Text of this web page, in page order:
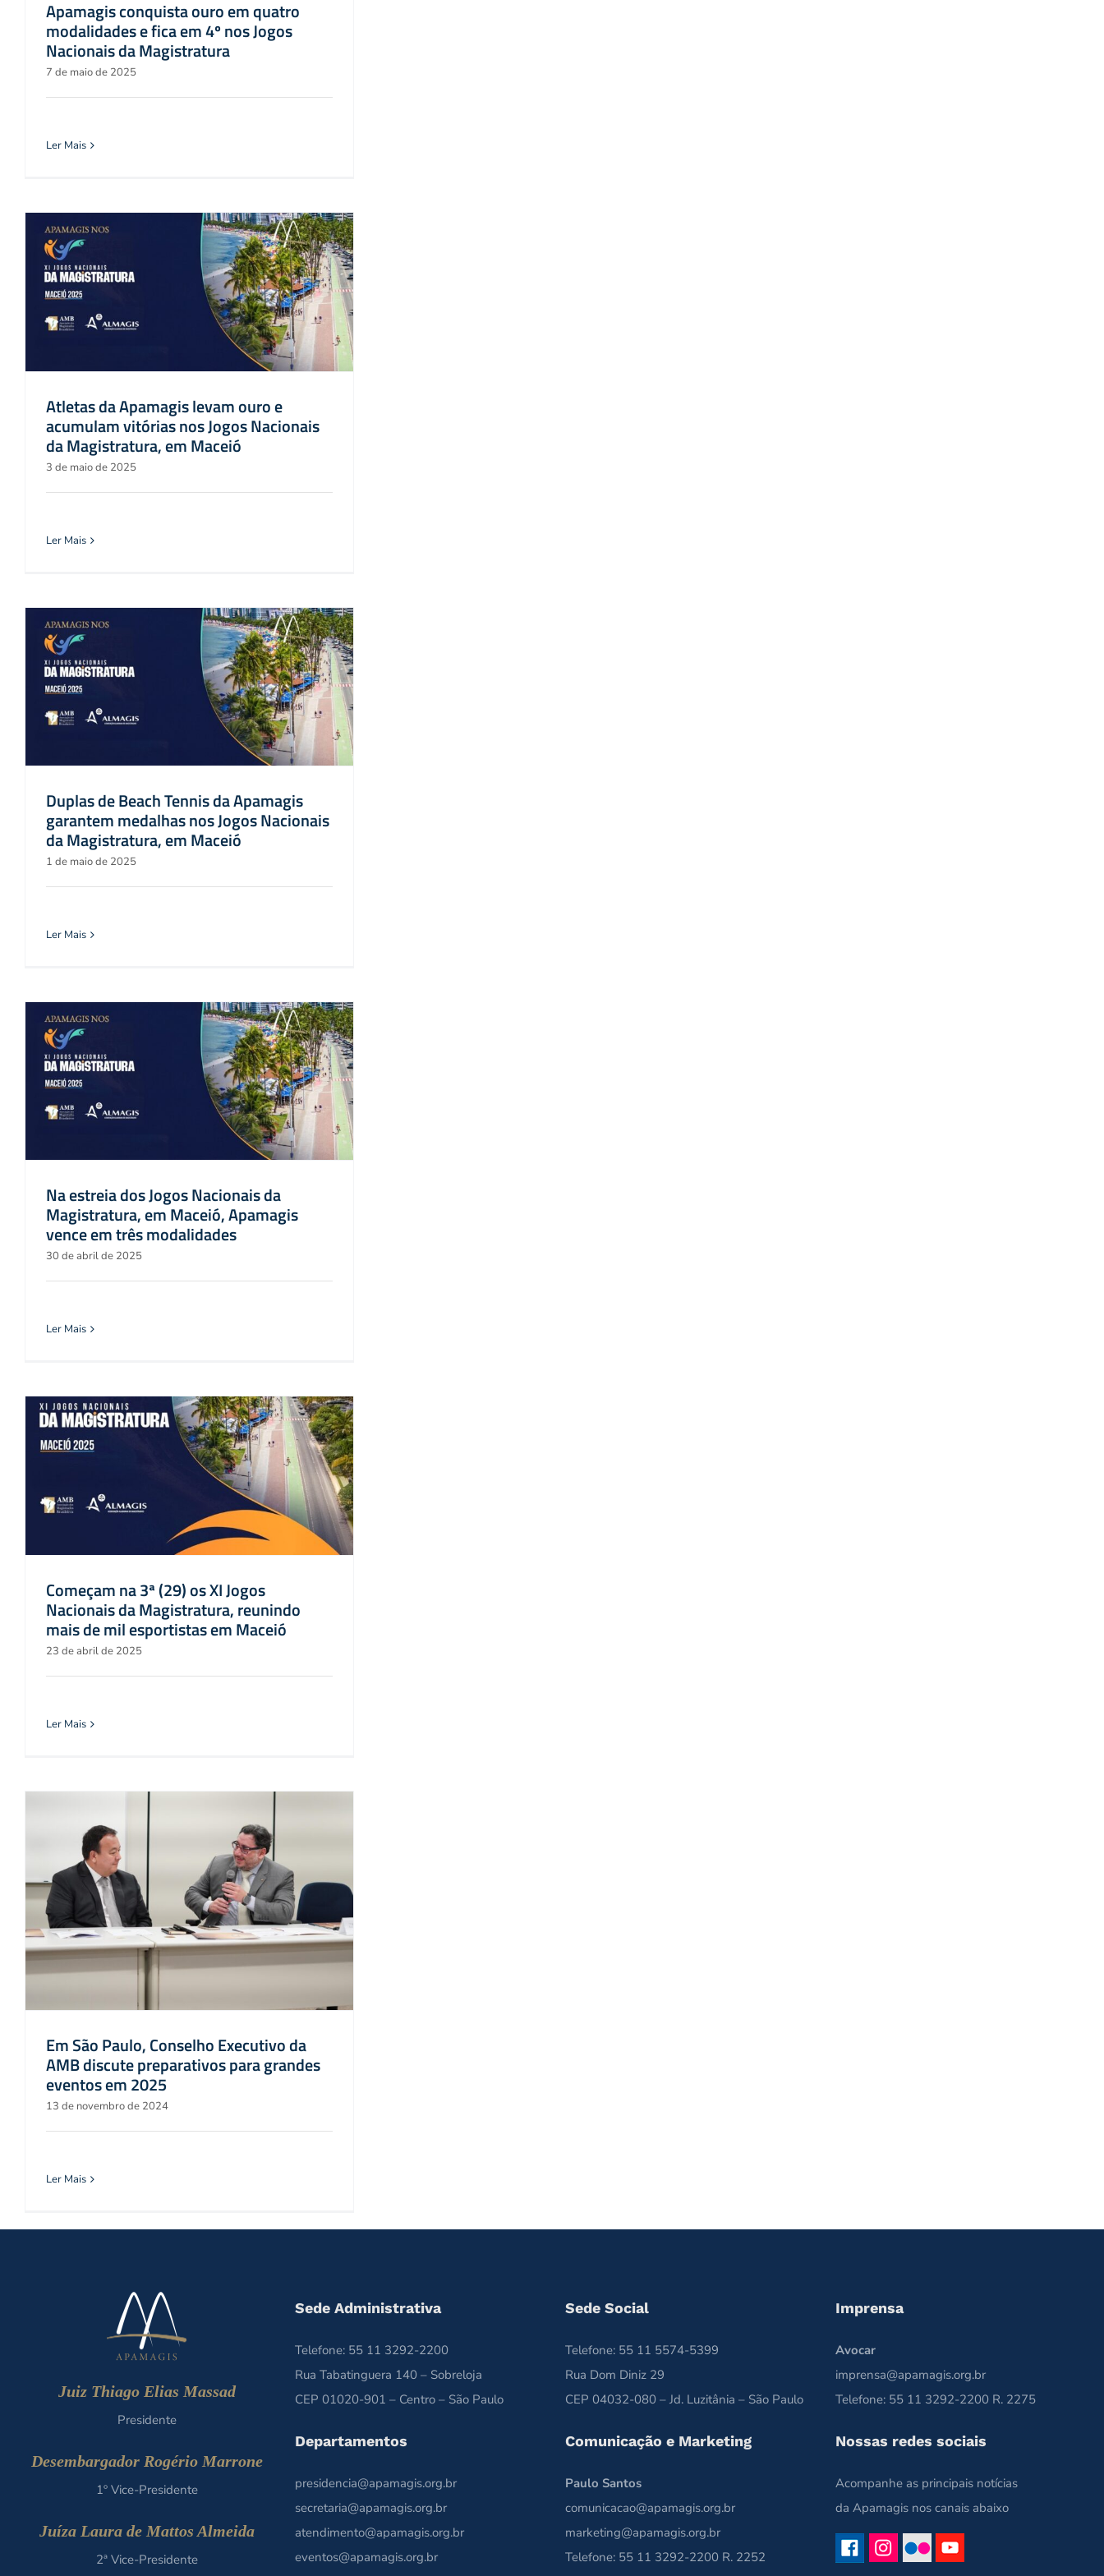
Apamagis conquista ouro em quatro
modalidades e fica em 4º nos Jogos
Nacionais da Magistratura
7 de maio de 2025
Ler Mais
Atletas da Apamagis levam ouro e
acumulam vitórias nos Jogos Nacionais
da Magistratura, em Maceió
3 de maio de 2025
Ler Mais
Duplas de Beach Tennis da Apamagis
garantem medalhas nos Jogos Nacionais
da Magistratura, em Maceió
1 de maio de 2025
Ler Mais
Na estreia dos Jogos Nacionais da
Magistratura, em Maceió, Apamagis
vence em três modalidades
30 de abril de 2025
Ler Mais
Começam na 3ª (29) os XI Jogos
Nacionais da Magistratura, reunindo
mais de mil esportistas em Maceió
23 de abril de 2025
Ler Mais
Em São Paulo, Conselho Executivo da
AMB discute preparativos para grandes
eventos em 2025
13 de novembro de 2024
Ler Mais
Juiz Thiago Elias Massad
Presidente
Desembargador Rogério Marrone
1º Vice-Presidente
Juíza Laura de Mattos Almeida
2ª Vice-Presidente
Sede Administrativa
Telefone: 55 11 3292-2200
Rua Tabatinguera 140 – Sobreloja
CEP 01020-901 – Centro – São Paulo
Departamentos
presidencia@apamagis.org.br
secretaria@apamagis.org.br
atendimento@apamagis.org.br
eventos@apamagis.org.br
Sede Social
Telefone: 55 11 5574-5399
Rua Dom Diniz 29
CEP 04032-080 – Jd. Luzitânia – São Paulo
Comunicação e Marketing
Paulo Santos
comunicacao@apamagis.org.br
marketing@apamagis.org.br
Telefone: 55 11 3292-2200 R. 2252
Imprensa
Avocar
imprensa@apamagis.org.br
Telefone: 55 11 3292-2200 R. 2275
Nossas redes sociais
Acompanhe as principais notícias
da Apamagis nos canais abaixo